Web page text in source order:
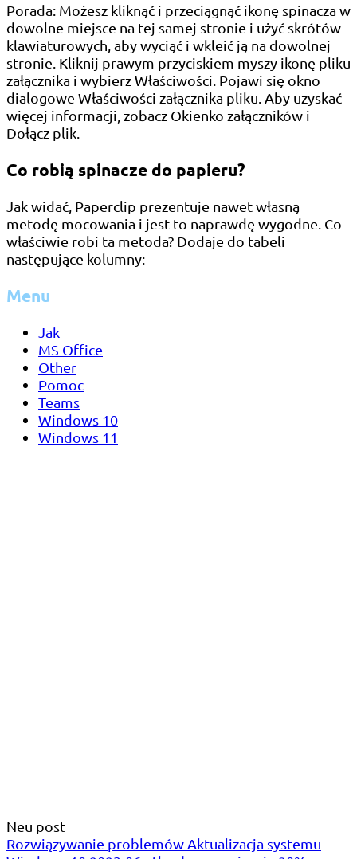
Porada: Możesz kliknąć i przeciągnąć ikonę spinacza w
dowolne miejsce na tej samej stronie i użyć skrótów
klawiaturowych, aby wyciąć i wkleić ją na dowolnej
stronie. Kliknij prawym przyciskiem myszy ikonę pliku
załącznika i wybierz Właściwości. Pojawi się okno
dialogowe Właściwości załącznika pliku. Aby uzyskać
więcej informacji, zobacz Okienko załączników i
Dołącz plik.
Co robią spinacze do papieru?
Jak widać, Paperclip prezentuje nawet własną
metodę mocowania i jest to naprawdę wygodne. Co
właściwie robi ta metoda? Dodaje do tabeli
następujące kolumny:
Menu
Jak
MS Office
Other
Pomoc
Teams
Windows 10
Windows 11
Neu post
Rozwiązywanie problemów Aktualizacja systemu